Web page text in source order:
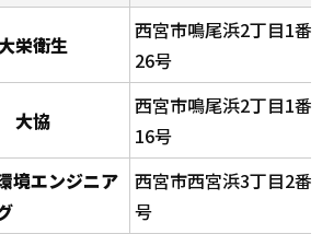
栄衛生
西宮市鳴尾浜2丁目1番
26号
大協
西宮市鳴尾浜2丁目1番
16号
境エンジニア
西宮市西宮浜3丁目2番2
号